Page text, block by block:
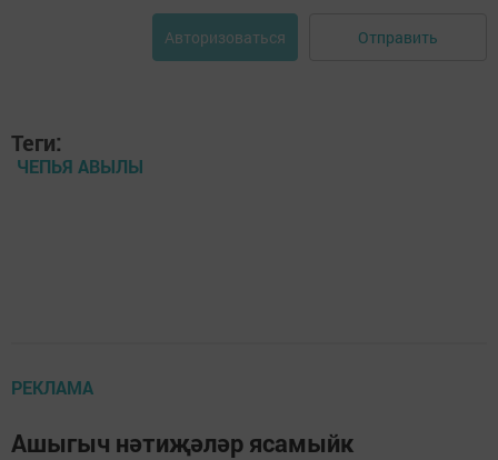
Авторизоваться Отправить
Теги:
ЧЕПЬЯ АВЫЛЫ
РЕКЛАМА
Ашыгыч нәтиҗәләр ясамыйк